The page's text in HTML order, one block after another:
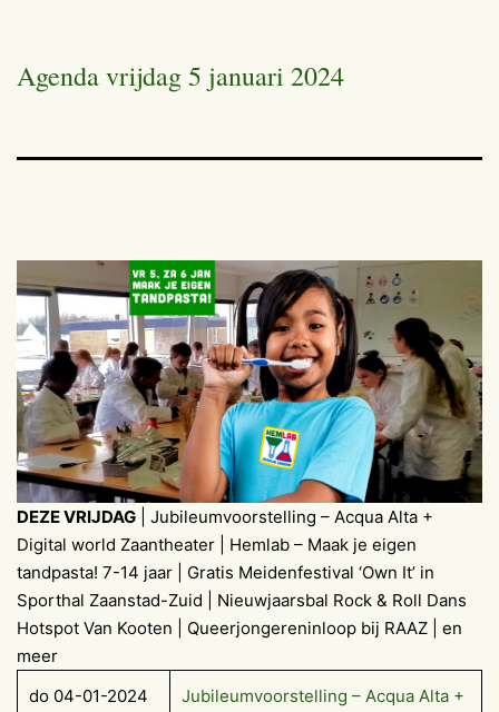
Agenda vrijdag 5 januari 2024
DEZE VRIJDAG | Jubileumvoorstelling – Acqua Alta +
Digital world Zaantheater | Hemlab – Maak je eigen
tandpasta! 7-14 jaar | Gratis Meidenfestival ‘Own It’ in
Sporthal Zaanstad-Zuid | Nieuwjaarsbal Rock & Roll Dans
Hotspot Van Kooten | Queerjongereninloop bij RAAZ | en
meer
do 04-01-2024
Jubileumvoorstelling – Acqua Alta +